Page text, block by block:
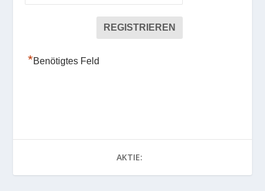
*Benötigtes Feld
AKTIE: